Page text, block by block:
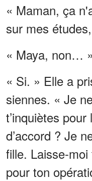
« Maman, ça
sur mes
« Maya, non… »
« Si. » Elle a
siennes. « Je
t’inquiètes pour
d’accord ? Je
fille. Laisse-moi
pour ton